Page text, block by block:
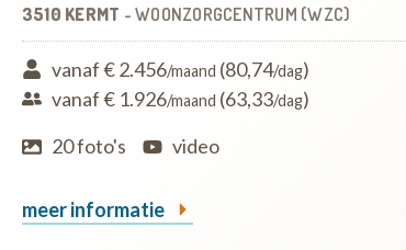
3510 KERMT -WOONZORGCENTRUM (WZC)
vanaf € 2.456/maand (80,74/dag)
vanaf € 1.926/maand (63,33/dag)
20 foto's
video
meer informatie